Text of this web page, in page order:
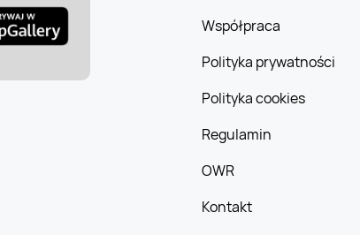
Współpraca
Polityka prywatności
Polityka cookies
Regulamin
OWR
Kontakt